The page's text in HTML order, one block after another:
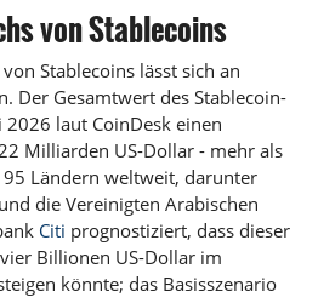
von Stablecoins
Stablecoins lässt sich an
Der Gesamtwert des Stablecoin-
laut CoinDesk einen
Milliarden US-Dollar - mehr als
Ländern weltweit, darunter
die Vereinigten Arabischen
Citi prognostiziert, dass dieser
Billionen US-Dollar im
könnte; das Basisszenario